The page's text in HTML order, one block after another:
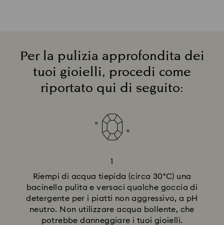
Per la pulizia approfondita dei
tuoi gioielli, procedi come
riportato qui di seguito:
1
Riempi di acqua tiepida (circa 30°C) una
bacinella pulita e versaci qualche goccia di
detergente per i piatti non aggressivo, a pH
neutro. Non utilizzare acqua bollente, che
potrebbe danneggiare i tuoi gioielli.